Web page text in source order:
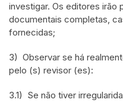
investigar. Os editores irão
documentais completas,
fornecidas;
3) Observar se há
pelo (s) revisor (es):
3.1) Se não tiver